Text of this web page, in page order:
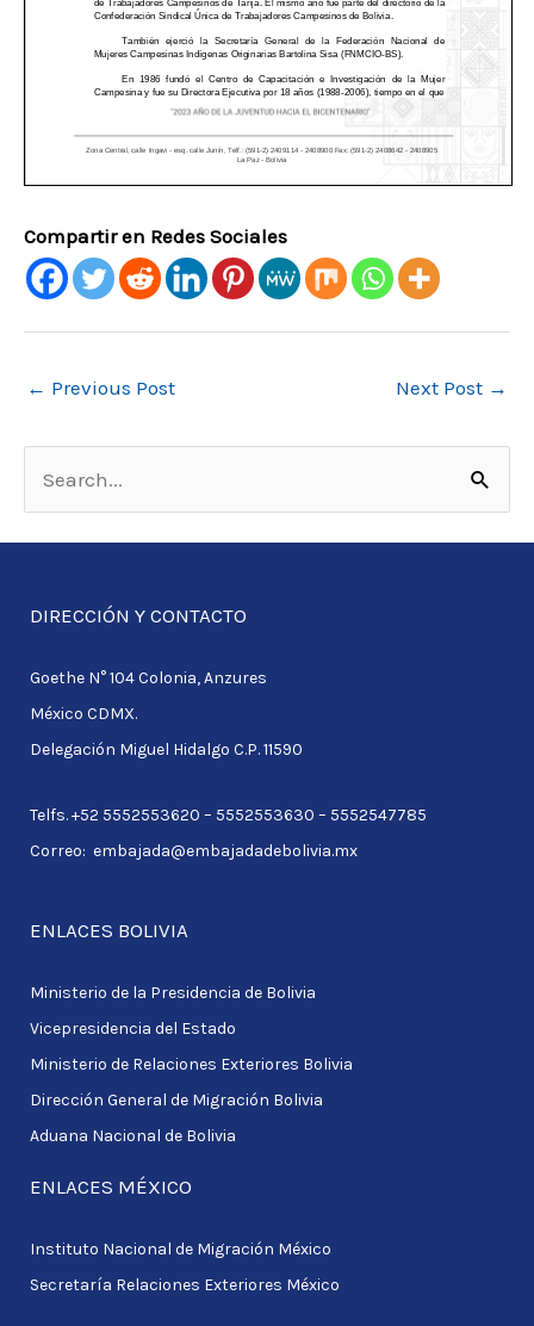
Compartir en Redes Sociales
← Previous Post Next Post →
h
DIRECCIÓN Y CONTACTO
Goethe N° 104 Colonia, Anzures
México CDMX.
Delegación Miguel Hidalgo C.P. 11590
Telfs. +52 5552553620 – 5552553630 – 5552547785
Correo: embajada@embajadadebolivia.mx
ENLACES BOLIVIA
Ministerio de la Presidencia de Bolivia
Vicepresidencia del Estado
Ministerio de Relaciones Exteriores Bolivia
Dirección General de Migración Bolivia
Aduana Nacional de Bolivia
ENLACES MÉXICO
Instituto Nacional de Migración México
Secretaría Relaciones Exteriores México